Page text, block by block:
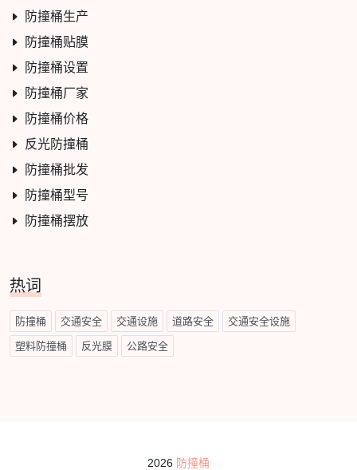
防撞桶生产
防撞桶贴膜
防撞桶设置
防撞桶厂家
防撞桶价格
反光防撞桶
防撞桶批发
防撞桶型号
防撞桶摆放
热词
防撞桶 交通安全 交通设施 道路安全 交通安全设施
塑料防撞桶 反光膜 公路安全
2026 防撞桶